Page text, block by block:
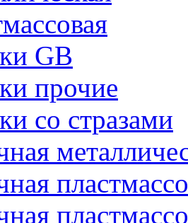
GB
прочие
со стразами